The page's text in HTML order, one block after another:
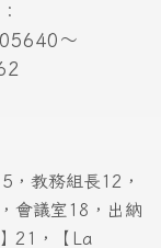
～
教務組長12，
會議室18，出納
21，【La